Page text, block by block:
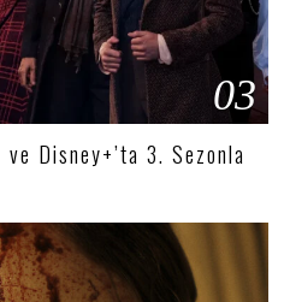
03
Disney+’ta 3. Sezonla